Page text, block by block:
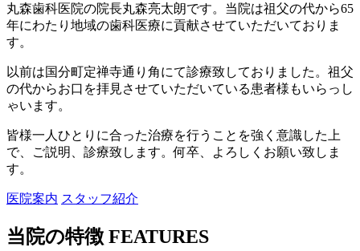
丸森歯科医院の院長丸森亮太朗です。当院は祖父の代から65
年にわたり地域の歯科医療に貢献させていただいておりま
す。
以前は国分町定禅寺通り角にて診療致しておりました。祖父
の代からお口を拝見させていただいている患者様もいらっし
ゃいます。
皆様一人ひとりに合った治療を行うことを強く意識した上
で、ご説明、診療致します。何卒、よろしくお願い致しま
す。
医院案内 スタッフ紹介
当院の特徴 FEATURES